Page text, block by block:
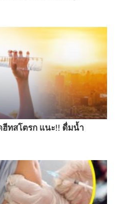
ทสโตรก แนะ!! ดื่มน้ำ